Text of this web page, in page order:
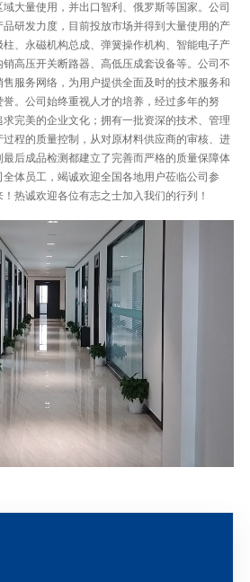
大量使用，并出口智利、俄罗斯等国家。公司
研发力度，目前投放市场并得到大量使用的产
、永磁机构总成、弹簧操作机构、智能电子产
高压开关断路器、高低压成套设备等。公司不
服务网络，为用户提供全面及时的技术服务和
。公司始终重视人才的培养，经过多年的努
完美的企业文化；拥有一批资深的技术、管理
程的质量控制，从对原材料供应商的审核、进
后成品检测都建立了完善而严格的质量保障体
体员工，竭诚欢迎全国各地用户莅临公司参
热诚欢迎各位有志之士加入我们的行列！